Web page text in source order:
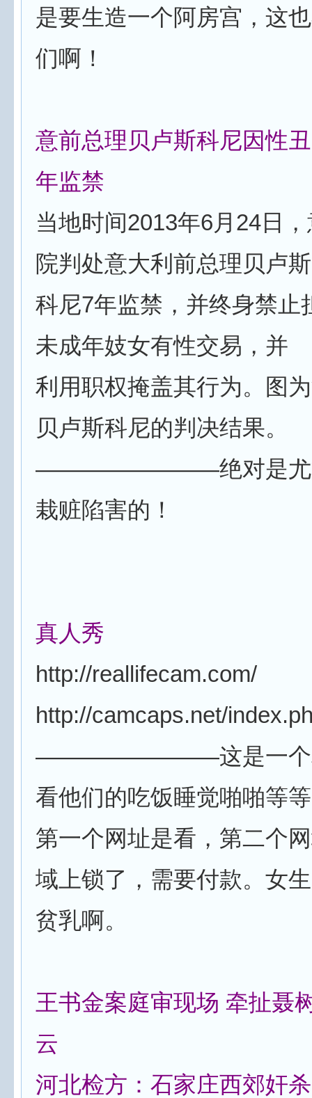
是要生造一个阿房宫，这
们啊！
意前总理贝卢斯科尼因性
年监禁
当地时间2013年6月24日
院判处意大利前总理贝卢斯
科尼7年监禁，并终身禁止
未成年妓女有性交易，并
利用职权掩盖其行为。图
贝卢斯科尼的判决结果。
————————绝对是尤文
栽赃陷害的！
真人秀
http://reallifecam.com/
http://camcaps.net/
————————这是一个真
看他们的吃饭睡觉啪啪等
第一个网址是看，第二个
域上锁了，需要付款。女生
贫乳啊。
王书金案庭审现场 牵扯聂
云
河北检方：石家庄西郊奸